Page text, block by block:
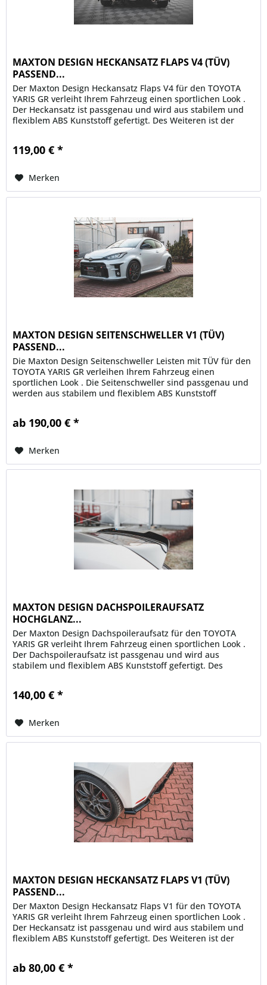
MAXTON DESIGN HECKANSATZ FLAPS V4 (TÜV)
PASSEND...
Der Maxton Design Heckansatz Flaps V4 für den TOYOTA
YARIS GR verleiht Ihrem Fahrzeug einen sportlichen Look .
Der Heckansatz ist passgenau und wird aus stabilem und
flexiblem ABS Kunststoff gefertigt. Des Weiteren ist der
119,00 € *
Merken
MAXTON DESIGN SEITENSCHWELLER V1 (TÜV)
PASSEND...
Die Maxton Design Seitenschweller Leisten mit TÜV für den
TOYOTA YARIS GR verleihen Ihrem Fahrzeug einen
sportlichen Look . Die Seitenschweller sind passgenau und
werden aus stabilem und flexiblem ABS Kunststoff
ab 190,00 € *
Merken
MAXTON DESIGN DACHSPOILERAUFSATZ
HOCHGLANZ...
Der Maxton Design Dachspoileraufsatz für den TOYOTA
YARIS GR verleiht Ihrem Fahrzeug einen sportlichen Look .
Der Dachspoileraufsatz ist passgenau und wird aus
stabilem und flexiblem ABS Kunststoff gefertigt. Des
140,00 € *
Merken
MAXTON DESIGN HECKANSATZ FLAPS V1 (TÜV)
PASSEND...
Der Maxton Design Heckansatz Flaps V1 für den TOYOTA
YARIS GR verleiht Ihrem Fahrzeug einen sportlichen Look .
Der Heckansatz ist passgenau und wird aus stabilem und
flexiblem ABS Kunststoff gefertigt. Des Weiteren ist der
ab 80,00 € *